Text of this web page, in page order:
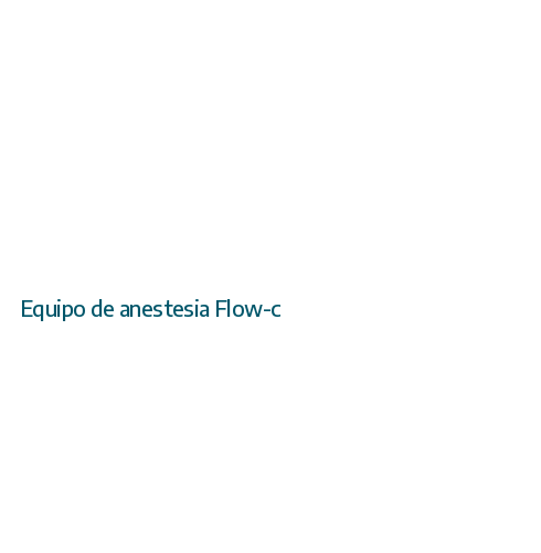
Equipo de anestesia Flow-c